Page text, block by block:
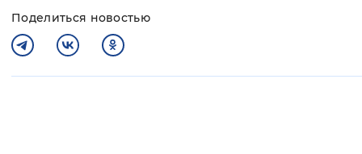
Поделиться новостью